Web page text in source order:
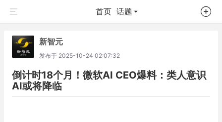
首页 话题
新智元
发布于 2025-10-24 02:07:32
倒计时18个月！微软AI CEO爆料：类人意识
AI或将降临